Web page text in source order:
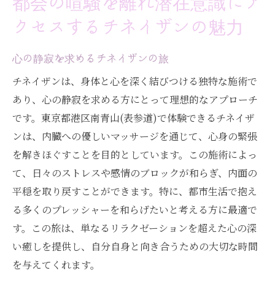
クセスするチネイザンの魅力
心の静寂を求めるチネイザンの旅
チネイザンは、身体と心を深く結びつける独特な施術で
あり、心の静寂を求める方にとって理想的なアプローチ
です。東京都港区南青山(表参道)で体験できるチネイザ
ンは、内臓への優しいマッサージを通じて、心身の緊張
を解きほぐすことを目的としています。この施術によっ
て、日々のストレスや感情のブロックが和らぎ、内面の
平穏を取り戻すことができます。特に、都市生活で抱え
る多くのプレッシャーを和らげたいと考える方に最適で
す。この旅は、単なるリラクゼーションを超えた心の深
い癒しを提供し、自分自身と向き合うための大切な時間
を与えてくれます。